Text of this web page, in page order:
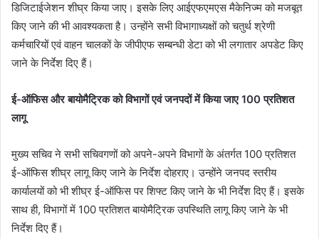
डिजिटाईजेशन शीघ्र किया जाए। इसके लिए आईएफएमएस मैकेनिज्म को मजबूत
किए जाने की भी आवश्यकता है। उन्होंने सभी विभागाध्यक्षों को चतुर्थ श्रेणी
कर्मचारियों एवं वाहन चालकों के जीपीएफ सम्बन्धी डेटा को भी लगातार अपडेट किए
जाने के निर्देश दिए हैं।
ई-ऑफिस और बायोमैट्रिक को विभागों एवं जनपदों में किया जाए 100 प्रतिशत
लागू
मुख्य सचिव ने सभी सचिवगणों को अपने-अपने विभागों के अंतर्गत 100 प्रतिशत
ई-ऑफिस शीघ्र लागू किए जाने के निर्देश दोहराए। उन्होंने जनपद स्तरीय
कार्यालयों को भी शीघ्र ई-ऑफिस पर शिफ्ट किए जाने के भी निर्देश दिए हैं। इसके
साथ ही, विभागों में 100 प्रतिशत बायोमैट्रिक उपस्थिति लागू किए जाने के भी
निर्देश दिए हैं।